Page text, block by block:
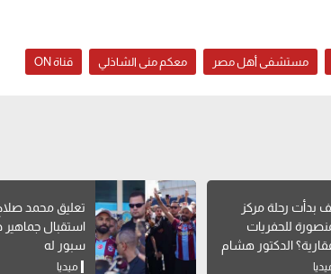
مستشفى أهل مصر معكم منى الشاذلي قناة ON
بدأت رحلة مركز
للحفريات
الدكتور هشام
يوضح
تعليق محمد
استقبال جماهير
سبور له
ميديا